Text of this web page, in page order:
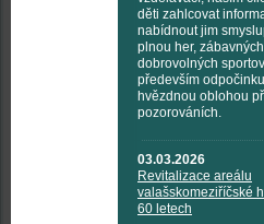
děti zahlcovat
nabídnout jim
plnou her,
dobrovolných
především
hvězdnou oblohou
pozorováních.
03.03.2026
Revitalizace areálu
valašskomeziříčské
60 letech